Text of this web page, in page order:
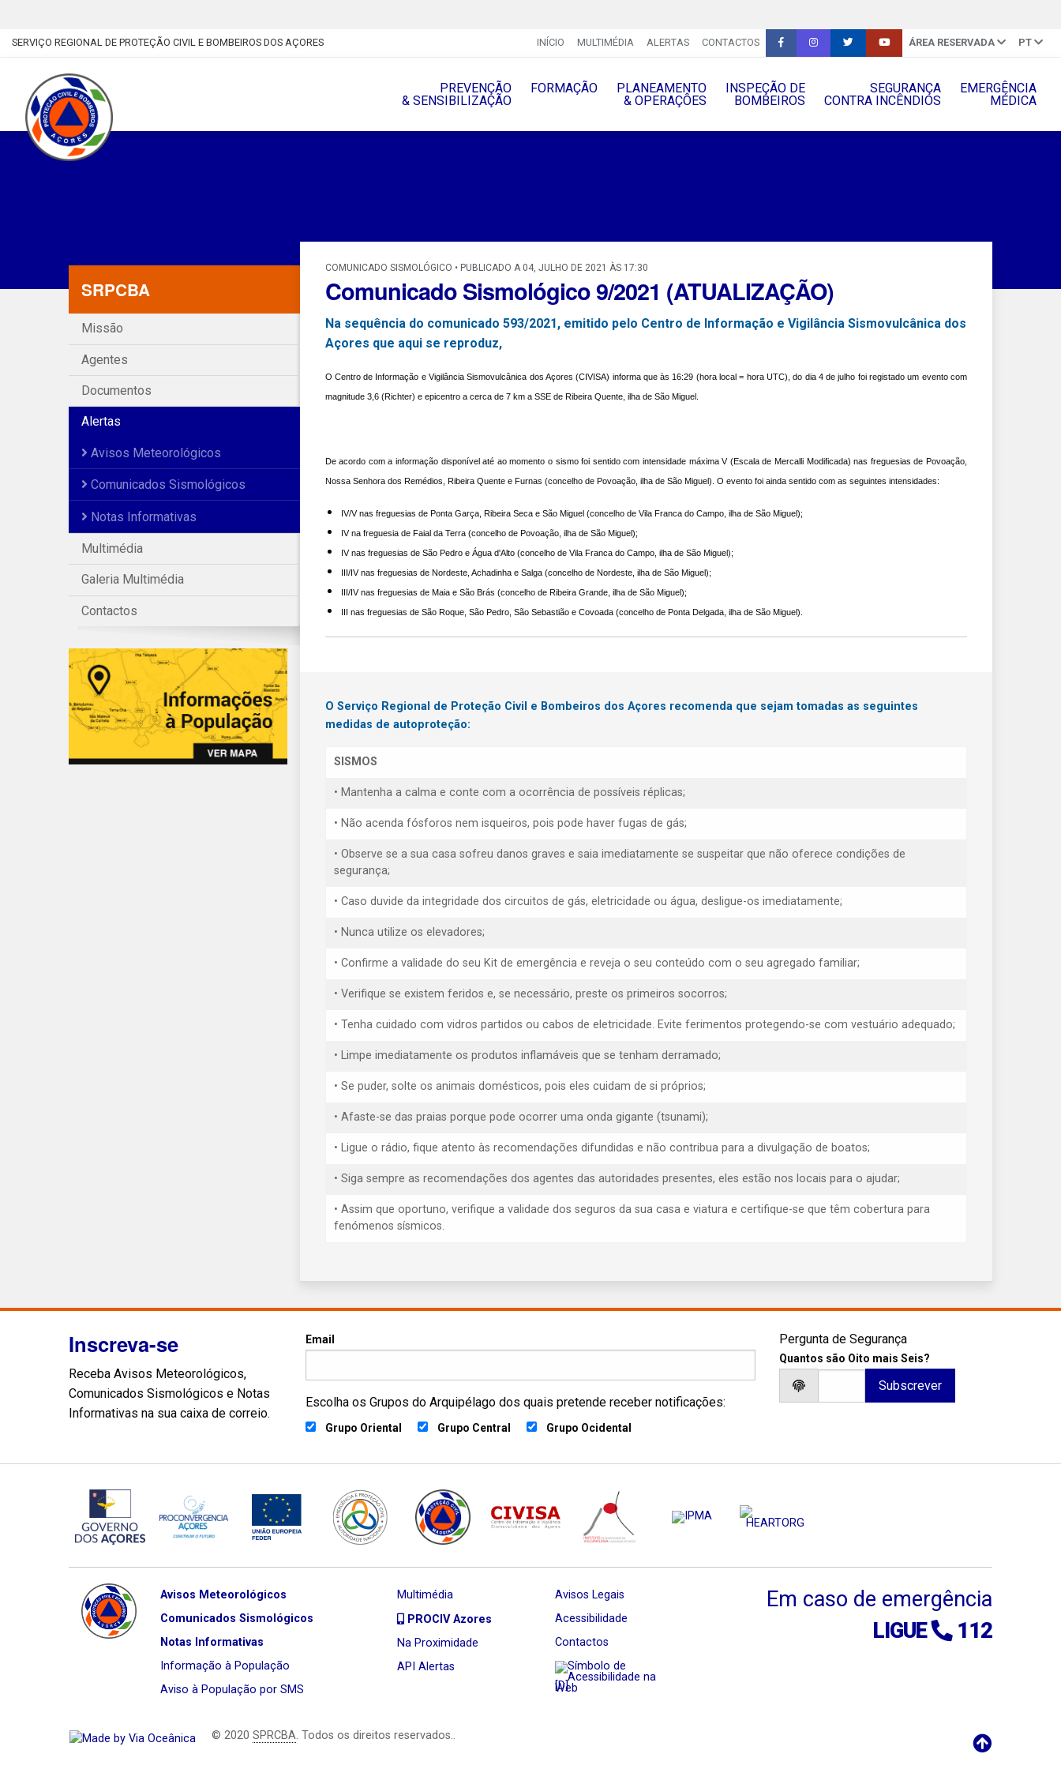
SERVIÇO REGIONAL DE PROTEÇÃO CIVIL E BOMBEIROS DOS AÇORES INÍCIO MULTIMÉDIA ALERTAS CONTACTOS ÁREA RESERVADA PT
PREVENÇÃO
& SENSIBILIZAÇÃO
FORMAÇÃO
PLANEAMENTO
& OPERAÇÔES
INSPEÇÃO DE
BOMBEIROS
SEGURANÇA
CONTRA INCÊNDIOS
EMERGÊNCIA
MÉDICA
SRPCBA
Missão
Agentes
Documentos
Alertas
Avisos Meteorológicos
Comunicados Sismológicos
Notas Informativas
Multimédia
Galeria Multimédia
Contactos
COMUNICADO SISMOLÓGICO • PUBLICADO A 04, JULHO DE 2021 ÀS 17:30
Comunicado Sismológico 9/2021 (ATUALIZAÇÃO)
Na sequência do comunicado 593/2021, emitido pelo Centro de Informação e Vigilância Sismovulcânica dos
Açores que aqui se reproduz,
O Centro de Informação e Vigilância Sismovulcânica dos Açores (CIVISA) informa que às 16:29 (hora local = hora UTC), do dia 4 de julho foi registado um evento com
magnitude 3,6 (Richter) e epicentro a cerca de 7 km a SSE de Ribeira Quente, ilha de São Miguel.
De acordo com a informação disponível até ao momento o sismo foi sentido com intensidade máxima V (Escala de Mercalli Modificada) nas freguesias de Povoação,
Nossa Senhora dos Remédios, Ribeira Quente e Furnas (concelho de Povoação, ilha de São Miguel). O evento foi ainda sentido com as seguintes intensidades:
​IV/V nas freguesias de Ponta Garça, Ribeira Seca e São Miguel (concelho de Vila Franca do Campo, ilha de São Miguel);
IV na freguesia de Faial da Terra (concelho de Povoação, ilha de São Miguel);
IV nas freguesias de São Pedro e Água d'Alto (concelho de Vila Franca do Campo, ilha de São Miguel);
III/IV nas freguesias de Nordeste, Achadinha e Salga (concelho de Nordeste, ilha de São Miguel);
III/IV nas freguesias de Maia e São Brás (concelho de Ribeira Grande, ilha de São Miguel);
III nas freguesias de São Roque, São Pedro, São Sebastião e Covoada (concelho de Ponta Delgada, ilha de São Miguel).
O Serviço Regional de Proteção Civil e Bombeiros dos Açores recomenda que sejam tomadas as seguintes
medidas de autoproteção:
SISMOS
• Mantenha a calma e conte com a ocorrência de possíveis réplicas;
• Não acenda fósforos nem isqueiros, pois pode haver fugas de gás;
• Observe se a sua casa sofreu danos graves e saia imediatamente se suspeitar que não oferece condições de
segurança;
• Caso duvide da integridade dos circuitos de gás, eletricidade ou água, desligue-os imediatamente;
• Nunca utilize os elevadores;
• Confirme a validade do seu Kit de emergência e reveja o seu conteúdo com o seu agregado familiar;
• Verifique se existem feridos e, se necessário, preste os primeiros socorros;
• Tenha cuidado com vidros partidos ou cabos de eletricidade. Evite ferimentos protegendo-se com vestuário adequado;
• Limpe imediatamente os produtos inflamáveis que se tenham derramado;
• Se puder, solte os animais domésticos, pois eles cuidam de si próprios;
• Afaste-se das praias porque pode ocorrer uma onda gigante (tsunami);
• Ligue o rádio, fique atento às recomendações difundidas e não contribua para a divulgação de boatos;
• Siga sempre as recomendações dos agentes das autoridades presentes, eles estão nos locais para o ajudar;
• Assim que oportuno, verifique a validade dos seguros da sua casa e viatura e certifique-se que têm cobertura para
fenómenos sísmicos.
Inscreva-se
Receba Avisos Meteorológicos,
Comunicados Sismológicos e Notas
Informativas na sua caixa de correio.
Email
Escolha os Grupos do Arquipélago dos quais pretende receber notificações:
Grupo Oriental Grupo Central Grupo Ocidental
Pergunta de Segurança
Quantos são Oito mais Seis?
Avisos Meteorológicos
Comunicados Sismológicos
Notas Informativas
Informação à População
Aviso à População por SMS
Multimédia
PROCIV Azores
Na Proximidade
API Alertas
Avisos Legais
Acessibilidade
Contactos
[D]
Em caso de emergência
LIGUE
112
© 2020 SPRCBA. Todos os direitos reservados..